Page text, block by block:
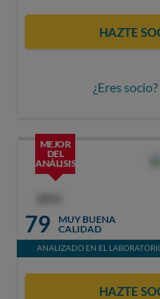
HAZTE
¿Eres
MEJOR
DEL
ANÁLISIS
79
MUY BUENA
CALIDAD
ANALIZADO EN EL
HAZTE